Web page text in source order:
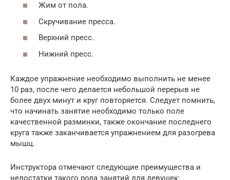
Жим от пола.
Скручивание пресса.
Верхний пресс.
Нижний пресс.
Каждое упражнение необходимо выполнить не менее
10 раз, после чего делается небольшой перерыв не
более двух минут и круг повторяется. Следует помнить,
что начинать занятие необходимо только поле
качественной разминки, также окончание последнего
круга также заканчивается упражнением для разогрева
мышц.
Инструктора отмечают следующие преимущества и
недостатки такого рода занятий для девушек: